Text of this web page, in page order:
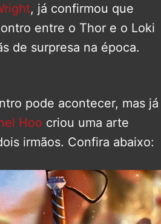
, já confirmou que
entre o Thor e o Loki
de surpresa na época.
pode acontecer, mas já
Hoo criou uma arte
irmãos. Confira abaixo: